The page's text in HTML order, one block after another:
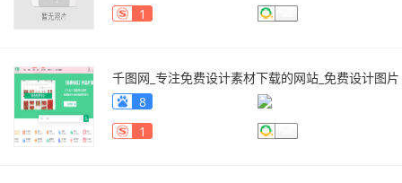
1
千图网_专注免费设计素材下载的网站_免费设计图片
素材中国
www.58pic.com
8
1